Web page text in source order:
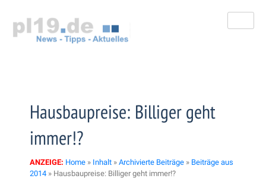
springen
Hausbaupreise: Billiger geht
immer!?
ANZEIGE: Home » Inhalt » Archivierte Beiträge » Beiträge aus
2014 » Hausbaupreise: Billiger geht immer!?